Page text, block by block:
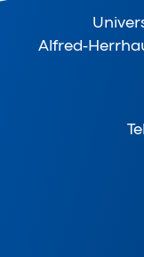
Alfred-